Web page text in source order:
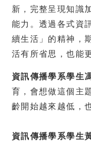
新，完整呈現知識
能力。透過各式資
續生活」的精神，
活有所省思，也能
資訊傳播學系學生
育，會想做這個主
齡開始越來越低，
資訊傳播學系學生